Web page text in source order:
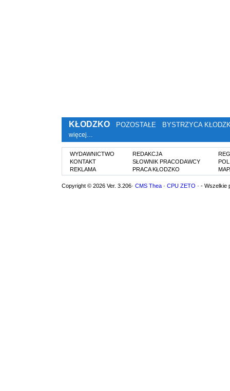
KŁODZKO POZOSTAŁE BYSTRZYCA
więcej…
WYDAWNICTWO
KONTAKT
REKLAMA
REDAKCJA
SŁOWNIK PRACODAWCY
PRACA KŁODZKO
Copyright © 2026 Ver. 3.206· CMS Thea · CPU ZETO · - Wszelkie